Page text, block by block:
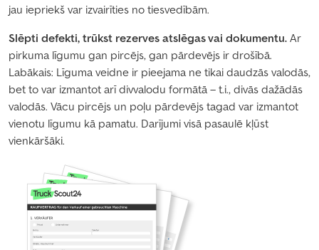
jau iepriekš var izvairīties no tiesvedībām.
Slēpti defekti, trūkst rezerves atslēgas vai dokumentu. Ar
pirkuma līgumu gan pircējs, gan pārdevējs ir drošībā.
Labākais: Līguma veidne ir pieejama ne tikai daudzās valodās,
bet to var izmantot arī divvalodu formātā – t.i., divās dažādās
valodās. Vācu pircējs un poļu pārdevējs tagad var izmantot
vienotu līgumu kā pamatu. Darījumi visā pasaulē kļūst
vienkāršāki.